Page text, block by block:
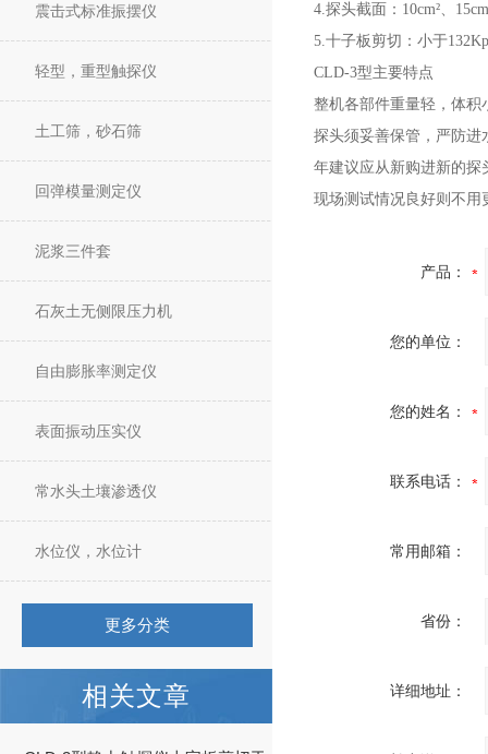
震击式标准振摆仪
轻型，重型触探仪
土工筛，砂石筛
回弹模量测定仪
泥浆三件套
石灰土无侧限压力机
自由膨胀率测定仪
表面振动压实仪
常水头土壤渗透仪
水位仪，水位计
更多分类
相关文章
4.探头截面：10cm²、
5.十子板剪切：小于
CLD-3型主要特点
整机各部件重量轻，体积
探头须妥善保管，严防进
年建议应从新购进新的探
现场测试情况良好则不用
产品：
您的单位：
您的姓名：
联系电话：
常用邮箱：
省份：
详细地址：